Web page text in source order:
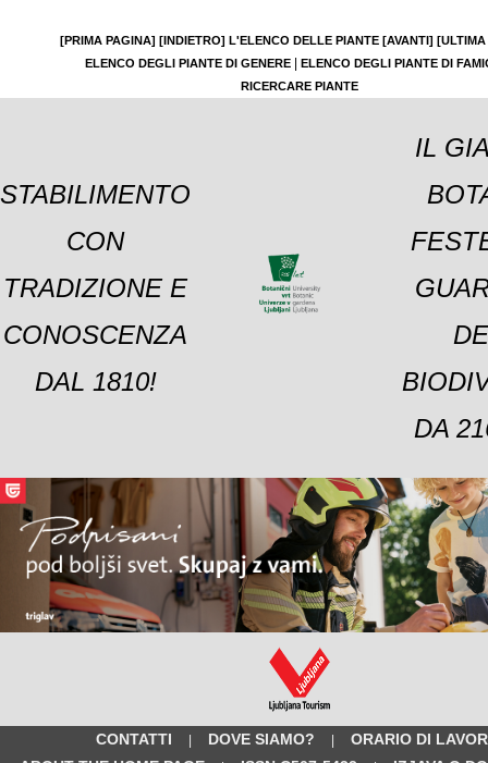
[PRIMA PAGINA] [INDIETRO] L'ELENCO DELLE PIANTE [AVANTI]
ELENCO DEGLI PIANTE DI GENERE
ELENCO DEGLI PIANTE DI
RICERCARE PIANTE
STABILIMENTO
CON
TRADIZIONE E
CONOSCENZA
DAL 1810!
IL
DA
CONTATTI | DOVE SIAMO? |
ORARIO DI